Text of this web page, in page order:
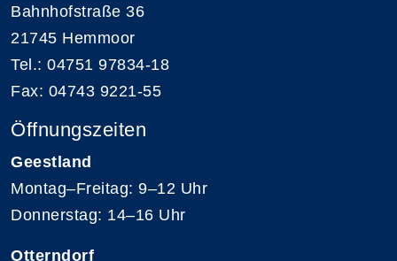
Bahnhofstraße 36
21745 Hemmoor
Tel.: 04751 97834-18
Fax: 04743 9221-55
Öffnungszeiten
Geestland
Montag–Freitag: 9–12 Uhr
Donnerstag: 14–16 Uhr
Otterndorf